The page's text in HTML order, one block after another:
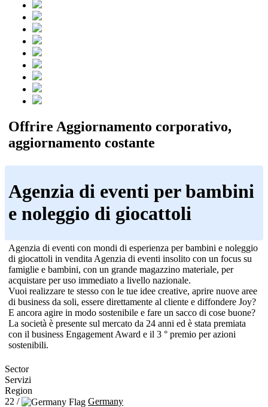
Offrire Aggiornamento corporativo,
aggiornamento costante
Agenzia di eventi per bambini
e noleggio di giocattoli
Agenzia di eventi con mondi di esperienza per bambini e noleggio
di giocattoli in vendita Agenzia di eventi insolito con un focus su
famiglie e bambini, con un grande magazzino materiale, per
acquistare per uso immediato a livello nazionale.
Vuoi realizzare te stesso con le tue idee creative, aprire nuove aree
di business da soli, essere direttamente al cliente e diffondere Joy?
E ancora agire in modo sostenibile e fare un sacco di cose buone?
La società è presente sul mercato da 24 anni ed è stata premiata
con il business Engagement Award e il 3 ° premio per azioni
sostenibili.
Sector
Servizi
Region
22 /
Germany